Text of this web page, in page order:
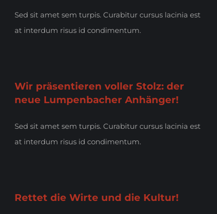
Sed sit amet sem turpis. Curabitur cursus lacinia est
at interdum risus id condimentum.
Wir präsentieren voller Stolz: der
neue Lumpenbacher Anhänger!
Sed sit amet sem turpis. Curabitur cursus lacinia est
at interdum risus id condimentum.
Rettet die Wirte und die Kultur!